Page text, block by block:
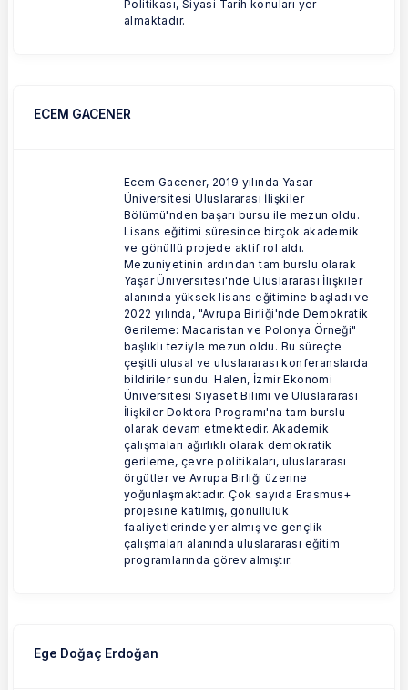
Politikası, Siyasi Tarih konuları yer
almaktadır.
ECEM GACENER
Ecem Gacener, 2019 yılında Yasar
Üniversitesi Uluslararası İlişkiler
Bölümü'nden başarı bursu ile mezun oldu.
Lisans eğitimi süresince birçok akademik
ve gönüllü projede aktif rol aldı.
Mezuniyetinin ardından tam burslu olarak
Yaşar Üniversitesi'nde Uluslararası İlişkiler
alanında yüksek lisans eğitimine başladı ve
2022 yılında, "Avrupa Birliği'nde Demokratik
Gerileme: Macaristan ve Polonya Örneği"
başlıklı teziyle mezun oldu. Bu süreçte
çeşitli ulusal ve uluslararası konferanslarda
bildiriler sundu. Halen, İzmir Ekonomi
Üniversitesi Siyaset Bilimi ve Uluslararası
İlişkiler Doktora Programı'na tam burslu
olarak devam etmektedir. Akademik
çalışmaları ağırlıklı olarak demokratik
gerileme, çevre politikaları, uluslararası
örgütler ve Avrupa Birliği üzerine
yoğunlaşmaktadır. Çok sayıda Erasmus+
projesine katılmış, gönüllülük
faaliyetlerinde yer almış ve gençlik
çalışmaları alanında uluslararası eğitim
programlarında görev almıştır.
Ege Doğaç Erdoğan